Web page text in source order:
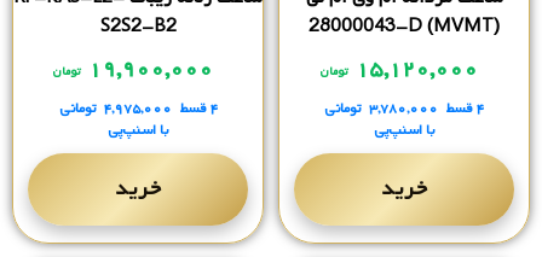
(MVMT) 28000043-D
۱۵,۱۲۰,۰۰۰ تومان
۴ قسط ۳,۷۸۰,۰۰۰ تومانی
با اسنپ‌پی
خرید
S2S2-B2
۱۹,۹۰۰,۰۰۰ تومان
۴ قسط ۴,۹۷۵,۰۰۰ تومانی
با اسنپ‌پی
خرید